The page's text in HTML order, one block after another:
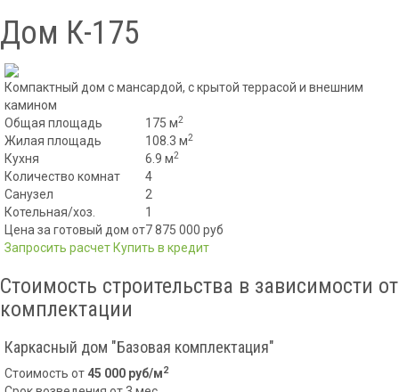
Дом К-175
Компактный дом с мансардой, с крытой террасой и внешним
камином
Общая площадь
175 м2
Жилая площадь 108.3 м2
Кухня 6.9 м2
Количество комнат
4
Санузел
2
Котельная/хоз.
1
Цена за готовый дом от7 875 000 руб
Запросить расчет Купить в кредит
Стоимость строительства в зависимости от
комплектации
Каркасный дом "Базовая комплектация"
Стоимость от 45 000 руб/м2